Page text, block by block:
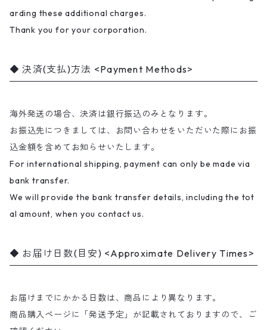
arding these additional charges.
Thank you for your corporation.
決済(支払)方法 <Payment Methods>
海外発送の場合、決済は銀行振込のみとなります。
お振込先につきましては、お問い合わせをいただいた際にお振
込金額を含めてお知らせいたします。
For international shipping, payment can only be made via
bank transfer.
We will provide the bank transfer details, including the tot
al amount, when you contact us.
お届け日数(目安) <Approximate Delivery Times>
お届けまでにかかる日数は、商品により異なります。
商品購入ページに「発送予定」が記載されておりますので、ご